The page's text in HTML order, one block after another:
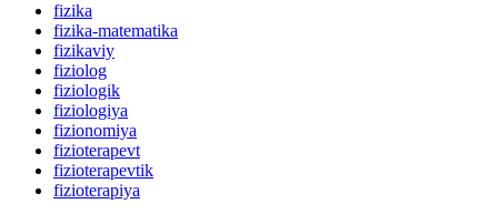
fizika
fizika-matematika
fizikaviy
fiziolog
fiziologik
fiziologiya
fizionomiya
fizioterapevt
fizioterapevtik
fizioterapiya